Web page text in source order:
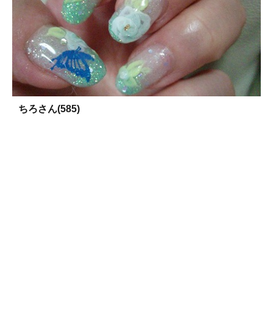
ちろさん(585)